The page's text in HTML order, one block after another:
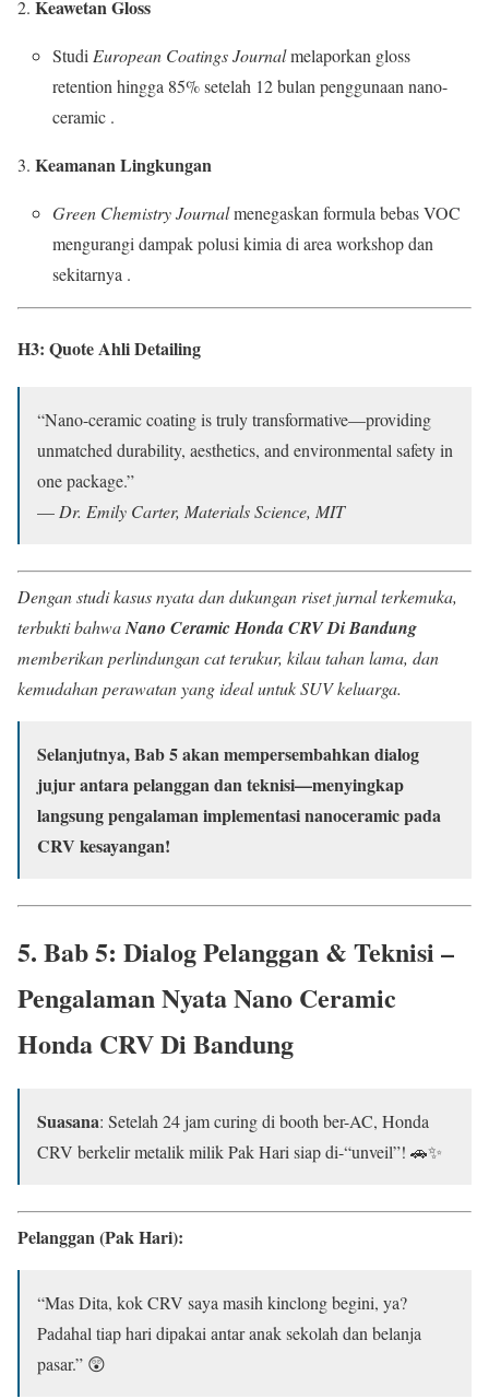
Keawetan Gloss
StudiEuropean Coatings Journalmelaporkan gloss
retention hingga 85% setelah 12 bulan penggunaan nano-
ceramic .
Keamanan Lingkungan
Green Chemistry Journalmenegaskan formula bebas VOC
mengurangi dampak polusi kimia di area workshop dan
sekitarnya .
H3: Quote Ahli Detailing
“Nano-ceramic coating is truly transformative—providing
unmatched durability, aesthetics, and environmental safety in
one package.”
— Dr. Emily Carter, Materials Science, MIT
Dengan studi kasus nyata dan dukungan riset jurnal terkemuka,
terbukti bahwaNano Ceramic Honda CRV Di Bandung
memberikan perlindungan cat terukur, kilau tahan lama, dan
kemudahan perawatan yang ideal untuk SUV keluarga.
Selanjutnya, Bab 5 akan mempersembahkan dialog
jujur antara pelanggan dan teknisi—menyingkap
langsung pengalaman implementasi nanoceramic pada
CRV kesayangan!
5. Bab 5: Dialog Pelanggan & Teknisi –
Pengalaman NyataNano Ceramic
Honda CRV Di Bandung
Suasana: Setelah 24 jam curing di booth ber-AC, Honda
CRV berkelir metalik milik Pak Hari siap di-“unveil”! 🚗✨
Pelanggan (Pak Hari):
“Mas Dita, kok CRV saya masih kinclong begini, ya?
Padahal tiap hari dipakai antar anak sekolah dan belanja
pasar.” 😲